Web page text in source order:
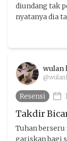
diundang tak
nyatanya dia
wulan
Resensi
Takdir
Tuhan
gariskan bagi